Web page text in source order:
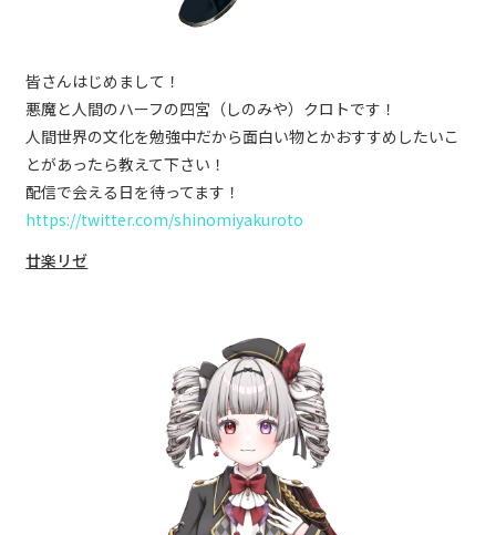
皆さんはじめまして！
悪魔と人間のハーフの四宮（しのみや）クロトです！
人間世界の文化を勉強中だから面白い物とかおすすめしたいこ
とがあったら教えて下さい！
配信で会える日を待ってます！
https://twitter.com/shinomiyakuroto
廿楽リゼ